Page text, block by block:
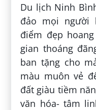
Du lịch Ninh
đảo mọi người
điểm đẹp
gian thoáng
ban tặng cho
màu muôn vẻ
đất giàu tiềm
văn hóa- tâm